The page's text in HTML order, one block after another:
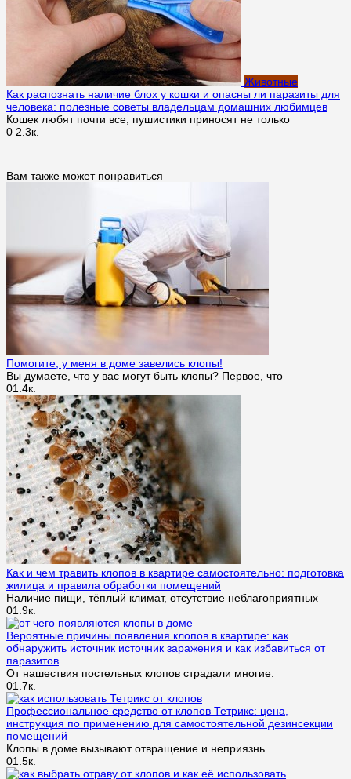
Животные
Как распознать наличие блох у кошки и опасны ли паразиты для
человека: полезные советы владельцам домашних любимцев
Кошек любят почти все, пушистики приносят не только
0 2.3к.
Вам также может понравиться
Помогите, у меня в доме завелись клопы!
Вы думаете, что у вас могут быть клопы? Первое, что
01.4к.
Как и чем травить клопов в квартире самостоятельно: подготовка
жилица и правила обработки помещений
Наличие пищи, тёплый климат, отсутствие неблагоприятных
01.9к.
Вероятные причины появления клопов в квартире: как
обнаружить источник источник заражения и как избавиться от
паразитов
От нашествия постельных клопов страдали многие.
01.7к.
Профессиональное средство от клопов Тетрикс: цена,
инструкция по применению для самостоятельной дезинсекции
помещений
Клопы в доме вызывают отвращение и неприязнь.
01.5к.